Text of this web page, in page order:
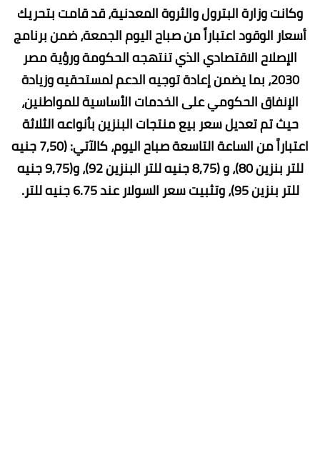
وكانت وزارة البترول والثروة المعدنية، قد قامت بتحريك
أسعار الوقود اعتباراً من صباح اليوم الجمعة، ضمن برنامج
الإصلاح الاقتصادي الذي تنتهجه الحكومة ورؤية مصر
2030، بما يضمن إعادة توجيه الدعم لمستحقيه وزيادة
الإنفاق الحكومي على الخدمات الأساسية للمواطنين،
حيث تم تعديل سعر بيع منتجات البنزين بأنواعه الثلاثة
اعتباراً من الساعة التاسعة صباح اليوم، كالآتي: (7,50 جنيه
للتر بنزين 80)، و (8,75 جنيه للتر البنزين 92)، و(9,75 جنيه
للتر بنزين 95)، وتثبيت سعر السولار عند 6.75 جنيه للتر.